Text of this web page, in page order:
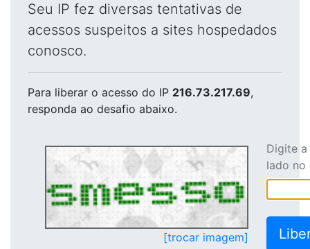
Seu IP fez diversas tentativas de
acessos suspeitos a sites hospedados
conosco.
Para liberar o acesso do IP 216.73.217.69,
responda ao desafio abaixo.
[trocar imagem]
Digite
lado no